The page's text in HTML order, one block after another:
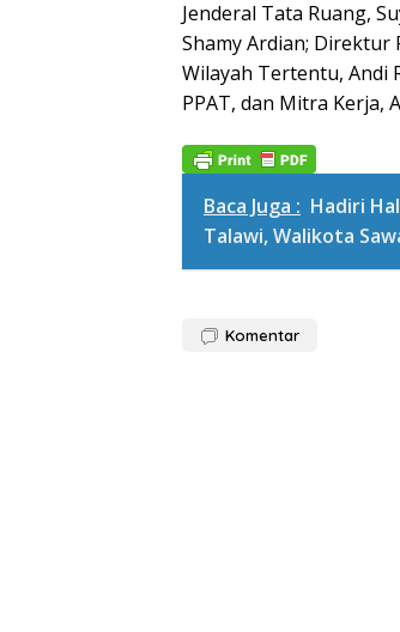
Jenderal Tata Ruang,
Shamy Ardian; Direktur
Wilayah Tertentu, Andi
PPAT, dan Mitra Kerja,
Baca Juga : Hadiri
Talawi, Walikota
Komentar